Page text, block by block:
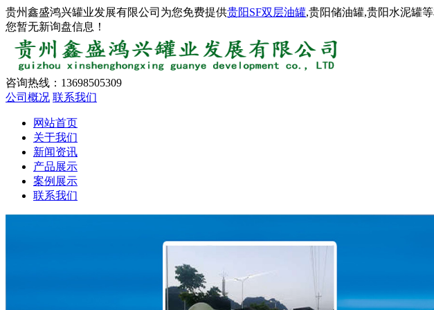
贵州鑫盛鸿兴罐业发展有限公司为您免费提供贵阳SF双层油罐,贵阳储油罐,贵阳水泥罐
您暂无新询盘信息！
咨询热线： 13698505309
公司概况 联系我们
网站首页
关于我们
新闻资讯
产品展示
案例展示
联系我们